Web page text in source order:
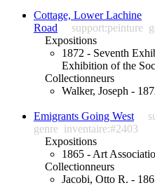
Cottage, Lower Lachine
Road
support:peinture
Expositions
1872 - Seventh
Exhibition of the
Collectionneurs
Walker, Joseph -
Emigrants Going West
genre inventaire:#2403
Expositions
1865 - Art
Collectionneurs
Jacobi, Otto R. -